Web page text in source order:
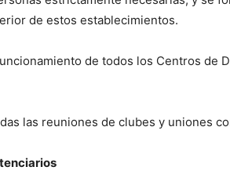
de estos establecimientos.
de todos los Centros de
las reuniones de clubes y uniones